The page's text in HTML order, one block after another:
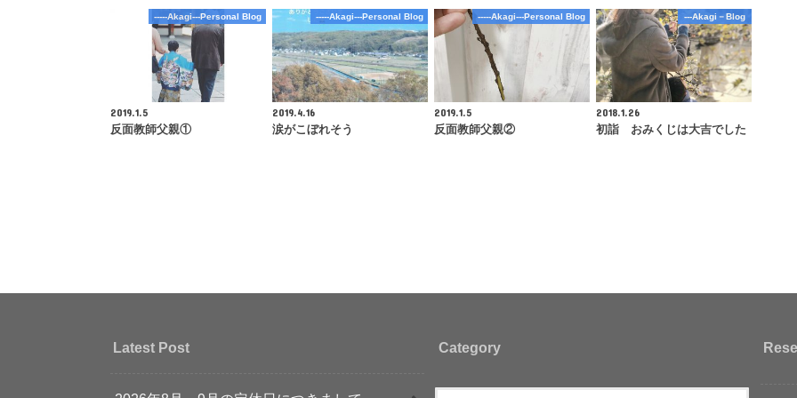
-----Akagi---Personal Blog
2019.1.5
反面教師父親①
-----Akagi---Personal Blog
2019.4.16
涙がこぼれそう
-----Akagi---Personal Blog
2019.1.5
反面教師父親②
---Akagi－Blog
2018.1.26
初詣 おみくじは大吉でした
Latest Post Category